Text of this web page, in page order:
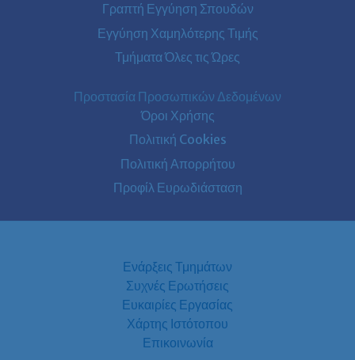
Γραπτή Εγγύηση Σπουδών
Εγγύηση Χαμηλότερης Τιμής
Τμήματα Όλες τις Ώρες
Προστασία Προσωπικών Δεδομένων
Όροι Χρήσης
Πολιτική Cookies
Πολιτική Απορρήτου
Προφίλ Ευρωδιάσταση
Ενάρξεις Τμημάτων
Συχνές Ερωτήσεις
Ευκαιρίες Εργασίας
Χάρτης Ιστότοπου
Επικοινωνία